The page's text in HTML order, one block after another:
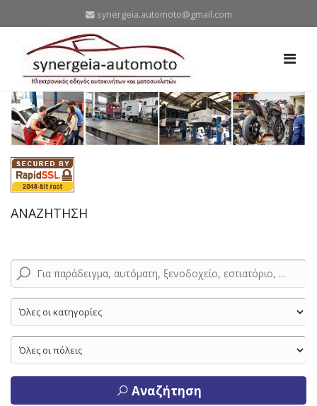
synergeia.automoto@gmail.com
ΑΝΑΖΗΤΗΣΗ
Αναζήτηση